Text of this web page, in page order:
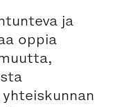
ja
oppia